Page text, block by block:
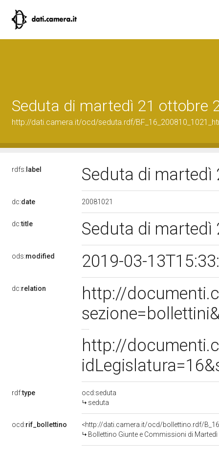
Seduta di martedì 21 ottobre
http://dati.camera.it/ocd/seduta.rdf/
rdfs: label Seduta di
dc:date 20081021
dc:title Seduta di
ods:modified 2019-03-
dc:relation
http://
http://
rdf:type
ocd:seduta
seduta
ocd:rif_bollettino
<http://dati.camera.it/ocd/bollettino.rdf/
Bollettino Giunte e Commissioni di